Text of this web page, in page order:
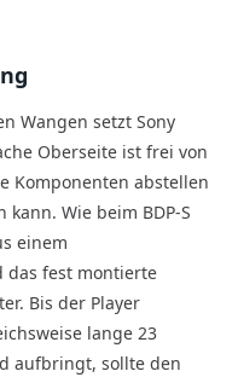
Wangen setzt Sony
Oberseite ist frei von
Komponenten abstellen
Wie beim BDP-S
einem
das fest montierte
Bis der Player
lange 23
aufbringt, sollte den